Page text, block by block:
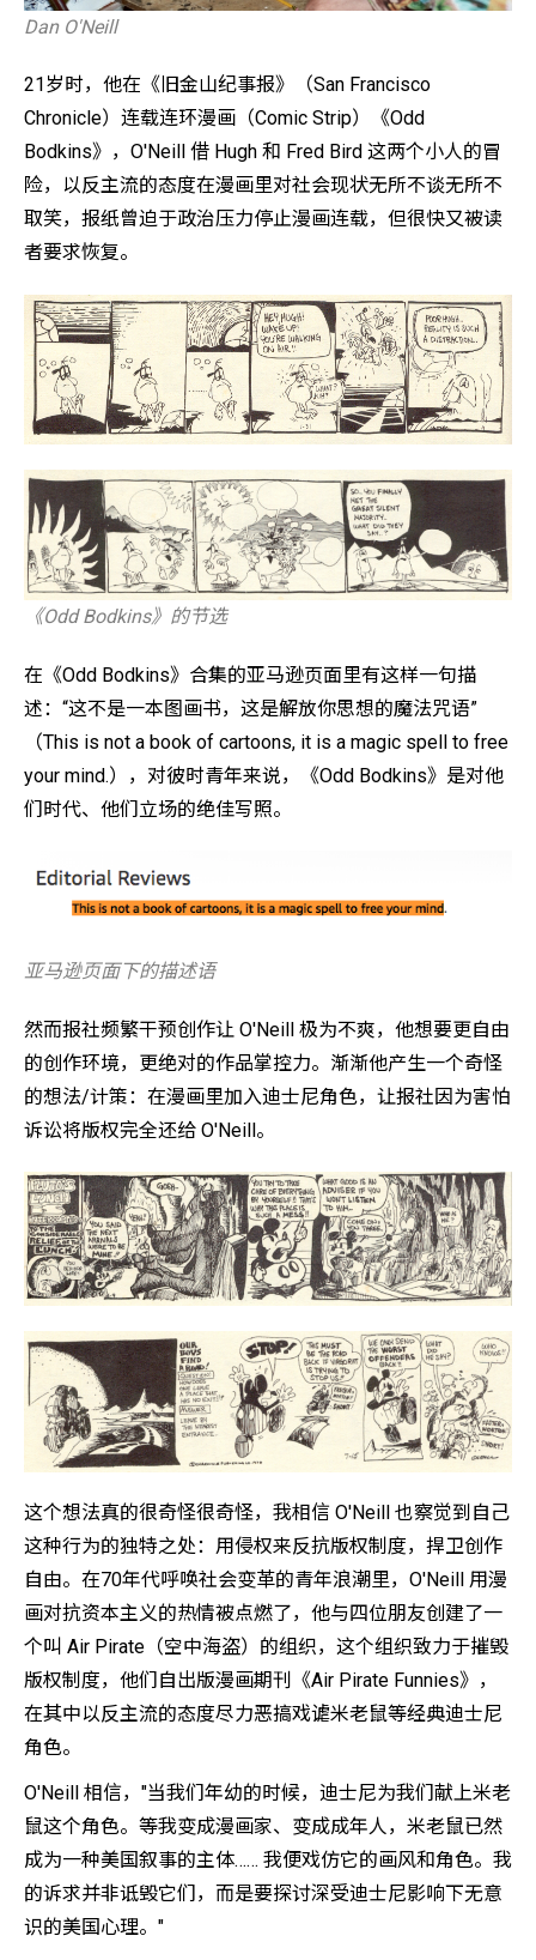
Dan O'Neill
21岁时，他在《旧金山纪事报》（San Francisco
Chronicle）连载连环漫画（Comic Strip）《Odd
Bodkins》，O'Neill 借 Hugh 和 Fred Bird 这两个小人的冒
险，以反主流的态度在漫画里对社会现状无所不谈无所不
取笑，报纸曾迫于政治压力停止漫画连载，但很快又被读
者要求恢复。
《Odd Bodkins》的节选
在《Odd Bodkins》合集的亚马逊页面里有这样一句描
述：“这不是一本图画书，这是解放你思想的魔法咒语”
（This is not a book of cartoons, it is a magic spell to free
your mind.），对彼时青年来说，《Odd Bodkins》是对他
们时代、他们立场的绝佳写照。
亚马逊页面下的描述语
然而报社频繁干预创作让 O'Neill 极为不爽，他想要更自由
的创作环境，更绝对的作品掌控力。渐渐他产生一个奇怪
的想法/计策：在漫画里加入迪士尼角色，让报社因为害怕
诉讼将版权完全还给 O'Neill。
这个想法真的很奇怪很奇怪，我相信 O'Neill 也察觉到自己
这种行为的独特之处：用侵权来反抗版权制度，捍卫创作
自由。在70年代呼唤社会变革的青年浪潮里，O'Neill 用漫
画对抗资本主义的热情被点燃了，他与四位朋友创建了一
个叫 Air Pirate（空中海盗）的组织，这个组织致力于摧毁
版权制度，他们自出版漫画期刊《Air Pirate Funnies》，
在其中以反主流的态度尽力恶搞戏谑米老鼠等经典迪士尼
角色。
O'Neill 相信，"当我们年幼的时候，迪士尼为我们献上米老
鼠这个角色。等我变成漫画家、变成成年人，米老鼠已然
成为一种美国叙事的主体…… 我便戏仿它的画风和角色。我
的诉求并非诋毁它们，而是要探讨深受迪士尼影响下无意
识的美国心理。"